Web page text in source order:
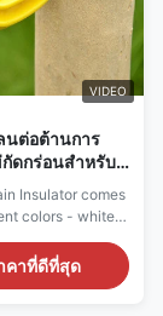
VIDEO
นต่อต้านการ
ดกร่อนสําหรับ
ปกป้อง
Insulator comes
colors - white
customizable to
Whether you
in with your
คาที่ดีที่สุด